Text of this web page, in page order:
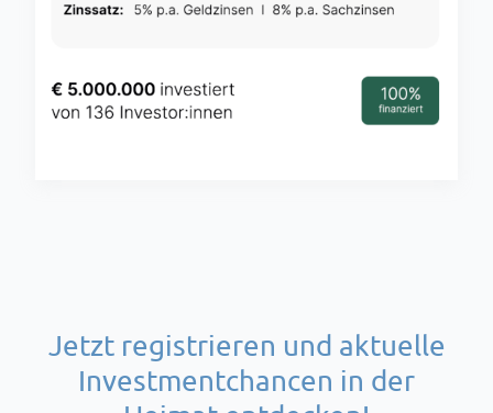
Jetzt registrieren und aktuelle
Investmentchancen in der